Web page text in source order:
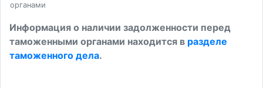
органами
Информация о наличии задолженности перед
таможенными органами находится в разделе
таможенного дела.